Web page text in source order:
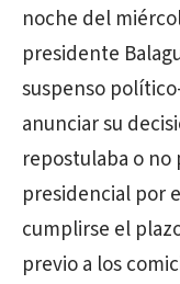
noche del
presidente
suspenso
anunciar su
repostulaba o
presidencial por
cumplirse el
previo a los